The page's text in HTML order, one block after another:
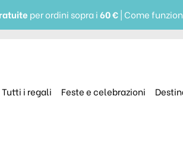
per ordini sopra i60 €| Come
Tutti i regali Feste e celebrazioni